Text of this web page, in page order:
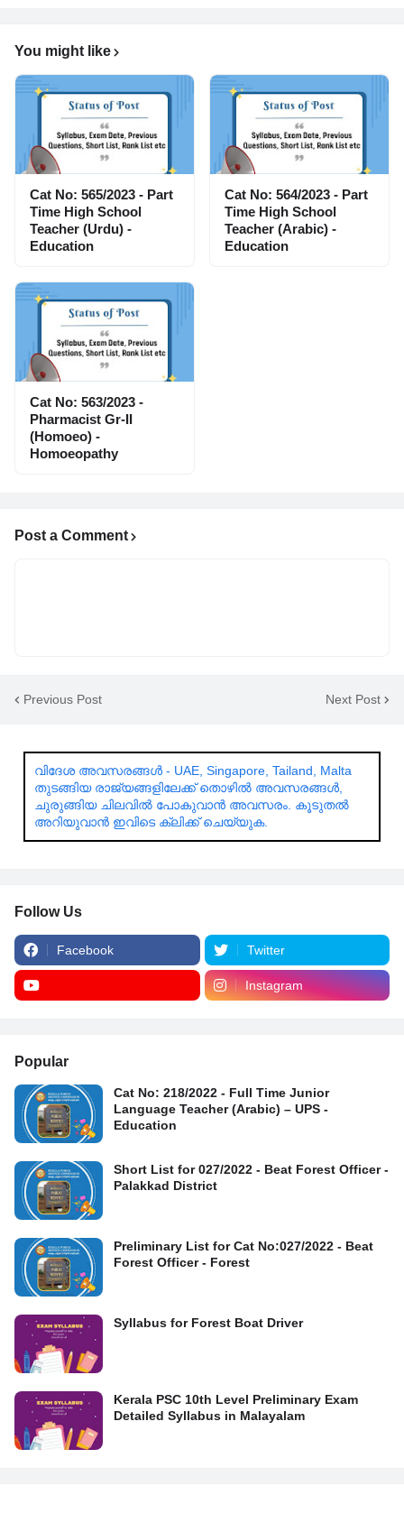
You might like
Cat No: 565/2023 - Part
Time High School
Teacher (Urdu) -
Education
Cat No: 564/2023 - Part
Time High School
Teacher (Arabic) -
Education
Cat No: 563/2023 -
Pharmacist Gr-II
(Homoeo) -
Homoeopathy
Post a Comment
Previous Post Next Post
വിദേശ അവസരങ്ങൾ - UAE, Singapore, Tailand, Malta
തുടങ്ങിയ രാജ്യങ്ങളിലേക്ക് തൊഴിൽ അവസരങ്ങൾ,
ചുരുങ്ങിയ ചിലവിൽ പോകുവാൻ അവസരം. കൂടുതൽ
അറിയുവാൻ ഇവിടെ ക്ലിക്ക് ചെയ്യുക.
Follow Us
Facebook Twitter
Instagram
Popular
Cat No: 218/2022 - Full Time Junior
Language Teacher (Arabic) – UPS -
Education
Short List for 027/2022 - Beat Forest Officer -
Palakkad District
Preliminary List for Cat No:027/2022 - Beat
Forest Officer - Forest
Syllabus for Forest Boat Driver
Kerala PSC 10th Level Preliminary Exam
Detailed Syllabus in Malayalam